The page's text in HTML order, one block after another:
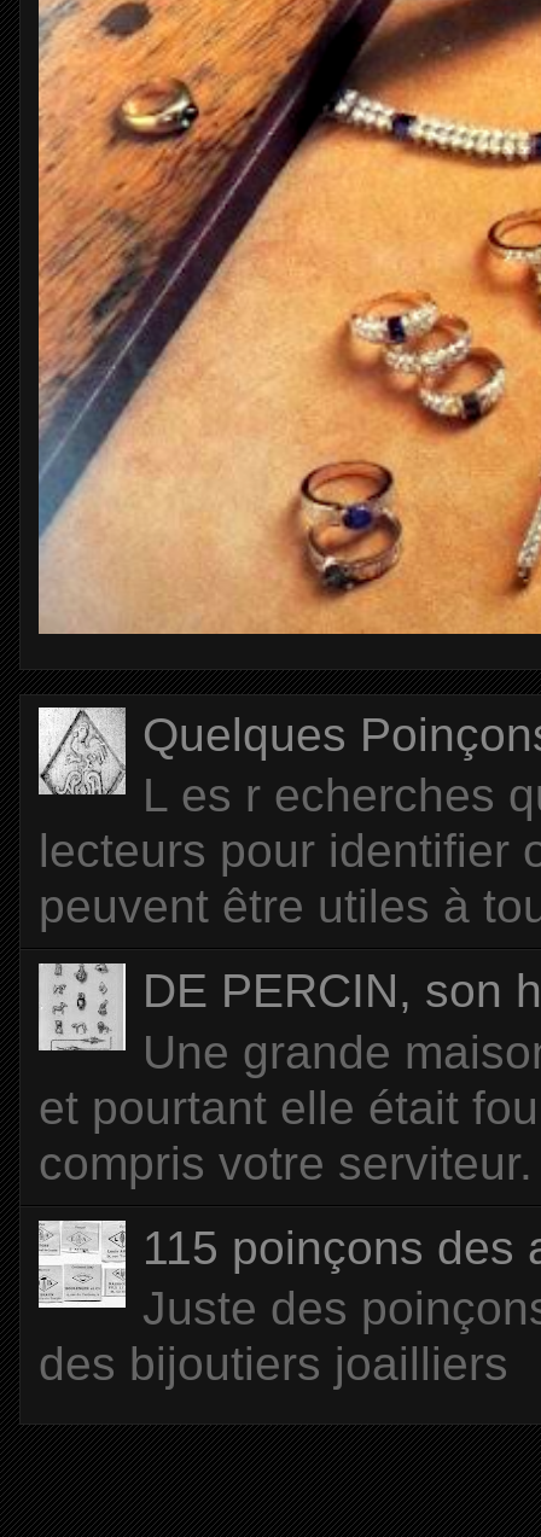
Quelques
L es r echerches
lecteurs pour identifier
peuvent être utiles à
DE PERCIN, son
Une grande
et pourtant elle était
compris votre
115 poinçons des
Juste des
des bijoutiers joailliers